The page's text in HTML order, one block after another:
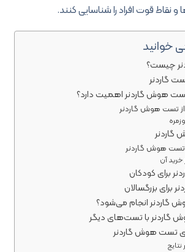
و نقاط قوت افراد را شناسایی کنند.
خوانید
چیست؟
گاردنر
تست هوش گاردنر اهمیت دارد؟
از تست هوش گاردنر
هوش گاردنر
آن
برای کودکان
برای بزرگسالان
گاردنر انجام می‌شود؟
گاردنر با تست‌های دیگر
تست هوش گاردنر